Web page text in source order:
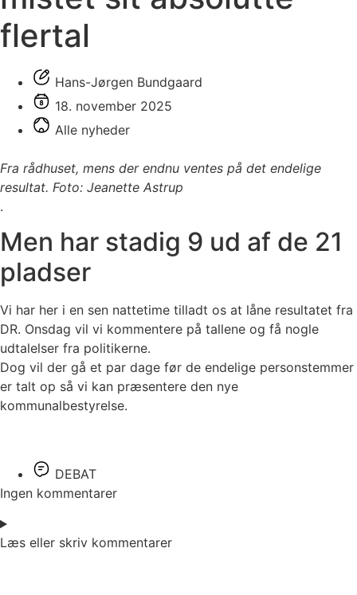
flertal
Hans-Jørgen Bundgaard
18. november 2025
Alle nyheder
Fra rådhuset, mens der endnu ventes på det endelige
resultat. Foto: Jeanette Astrup
.
Men har stadig 9 ud af de 21
pladser
Vi har her i en sen nattetime tilladt os at låne resultatet fra
DR. Onsdag vil vi kommentere på tallene og få nogle
udtalelser fra politikerne.
Dog vil der gå et par dage før de endelige personstemmer
er talt op så vi kan præsentere den nye
kommunalbestyrelse.
DEBAT
Ingen kommentarer
Læs eller skriv kommentarer